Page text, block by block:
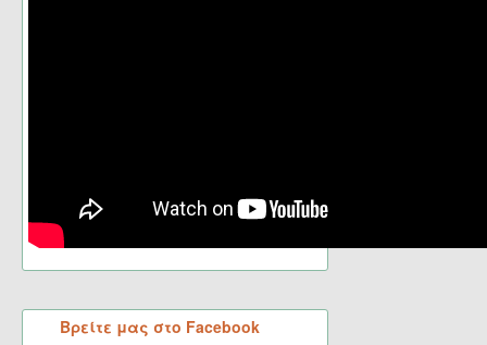
Βρείτε μας στο Facebook